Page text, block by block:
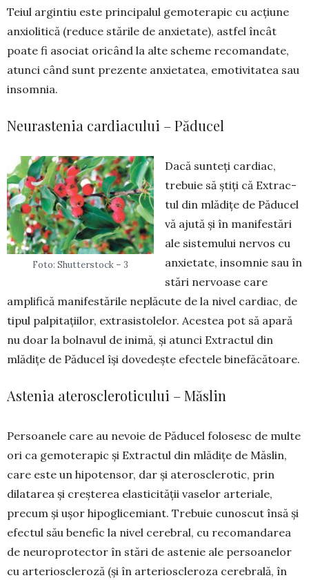
Teiul argintiu este prin­cipalul ge­moterapic cu acțiune
anxiolitică (reduce stările de anxietate), ast­fel încât
poate fi asociat oricând la alte scheme rec­omandate,
atunci când sunt prezente anxietatea, emotivitatea sau
in­som­nia.
Neurastenia cardiacului – Păducel
Foto: Shutterstock – 3
Dacă sunteți cardiac,
trebuie să știți că Extrac­
tul din mlădițe de Păducel
vă ajută și în manifestări
ale sistemului nervos cu
anxietate, insomnie sau în
stări nervoase care
amplifică manifes­tările neplăcute de la nivel cardiac, de
tipul palpi­tațiilor, extrasistolelor. Acestea pot să apară
nu doar la bol­navul de inimă, și atunci Extractul din
mlădițe de Păducel își dovedește efectele binefăcătoare.
Astenia ateroscleroticului – Măslin
Persoanele care au nevoie de Păducel folosesc de multe
ori ca gemoterapic și Extractul din mlă­dițe de Măslin,
care este un hipo­tensor, dar și ate­rosclerotic, prin
dilatarea şi creşterea elasticităţii vaselor arteriale,
precum și ușor hipoglicemiant. Trebuie cunoscut însă și
efectul său benefic la nivel cerebral, cu recomandarea
de neuro­protector în stări de astenie ale persoanelor
cu arterioscleroză (și în arterioscleroza cerebrală, în